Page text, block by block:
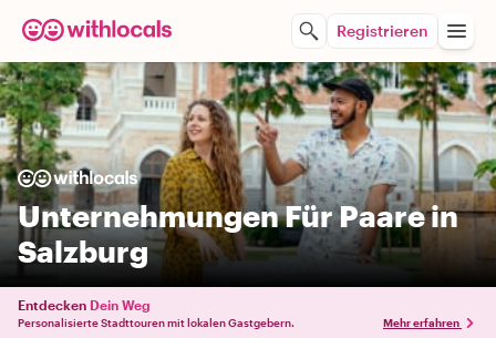
Registrieren
Unternehmungen Für Paare in
Salzburg
Entdecken Dein Weg
Personalisierte Stadttouren mit lokalen Gastgebern. Mehr erfahren